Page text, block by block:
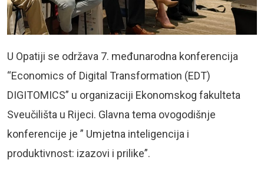
U Opatiji se održava 7. međunarodna konferencija
“Economics of Digital Transformation (EDT)
DIGITOMICS” u organizaciji Ekonomskog fakulteta
Sveučilišta u Rijeci. Glavna tema ovogodišnje
konferencije je ” Umjetna inteligencija i
produktivnost: izazovi i prilike”.